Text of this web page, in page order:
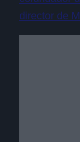
director de